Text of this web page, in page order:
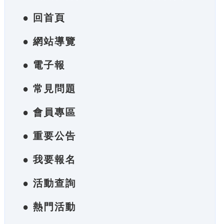
● 回首頁
● 網站導覽
● 電子報
● 常見問題
● 會員專區
● 重要公告
● 我要報名
● 活動查詢
● 熱門活動